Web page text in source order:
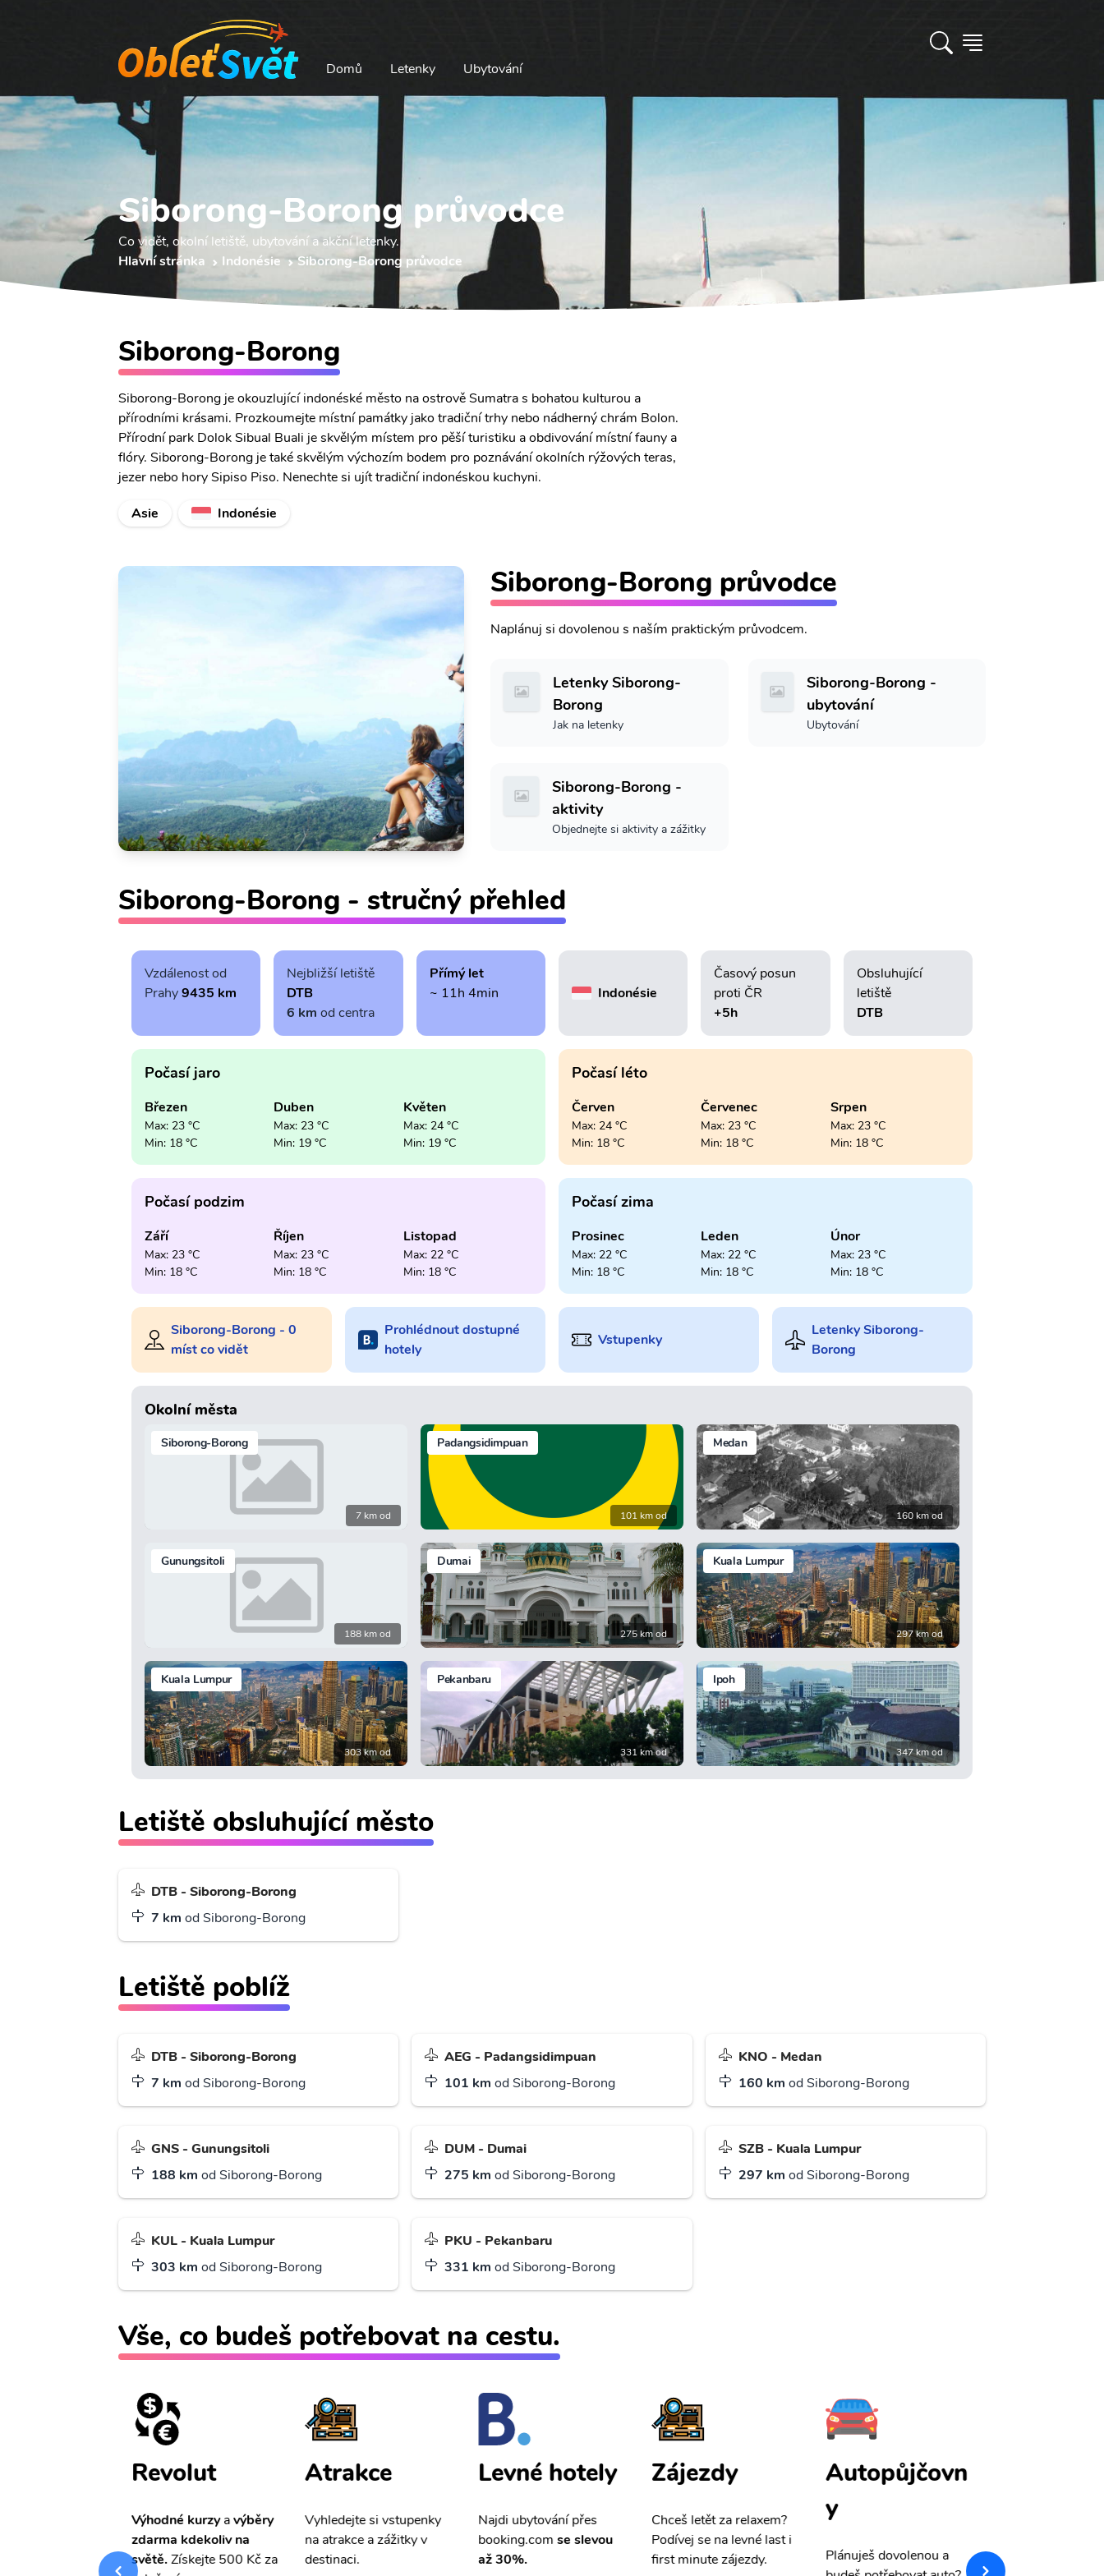
Domů Letenky Ubytování
Siborong-Borong průvodce
Co vidět, okolní letiště, ubytování a akční letenky.
Hlavní stránka
Indonésie Siborong-Borong průvodce
Siborong-Borong
Siborong-Borong je okouzlující indonéské město na ostrově Sumatra s bohatou kulturou a
přírodními krásami. Prozkoumejte místní památky jako tradiční trhy nebo nádherný chrám Bolon.
Přírodní park Dolok Sibual Buali je skvělým místem pro pěší turistiku a obdivování místní fauny a
flóry. Siborong-Borong je také skvělým výchozím bodem pro poznávání okolních rýžových teras,
jezer nebo hory Sipiso Piso. Nenechte si ujít tradiční indonéskou kuchyni.
Asie
Indonésie
Siborong-Borong průvodce
Naplánuj si dovolenou s naším praktickým průvodcem.
Letenky Siborong-
Borong
Jak na letenky
Siborong-Borong -
ubytování
Ubytování
Siborong-Borong -
aktivity
Objednejte si aktivity a zážitky
Siborong-Borong - stručný přehled
Vzdálenost od
Prahy9435 km
Nejbližší letiště
DTB
6 km od centra
Přímý let
~ 11h 4min
Indonésie
Časový posun
proti ČR
+5h
Obsluhující
letiště
DTB
Počasí jaro
Březen
Max: 23 °C
Min: 18 °C
Duben
Max: 23 °C
Min: 19 °C
Květen
Max: 24 °C
Min: 19 °C
Počasí léto
Červen
Max: 24 °C
Min: 18 °C
Červenec
Max: 23 °C
Min: 18 °C
Srpen
Max: 23 °C
Min: 18 °C
Počasí podzim
Září
Max: 23 °C
Min: 18 °C
Říjen
Max: 23 °C
Min: 18 °C
Listopad
Max: 22 °C
Min: 18 °C
Počasí zima
Prosinec
Max: 22 °C
Min: 18 °C
Leden
Max: 22 °C
Min: 18 °C
Únor
Max: 23 °C
Min: 18 °C
Siborong-Borong - 0
míst co vidět
Prohlédnout dostupné
hotely
Vstupenky
Letenky Siborong-
Borong
Okolní města
Siborong-Borong
7 km od
Padangsidimpuan
101 km od
Medan
160 km od
Gunungsitoli
188 km od
Dumai
275 km od
Kuala Lumpur
297 km od
Kuala Lumpur
303 km od
Pekanbaru
331 km od
Ipoh
347 km od
Letiště obsluhující město
DTB - Siborong-Borong
7 km od Siborong-Borong
Letiště poblíž
DTB - Siborong-Borong
7 km od Siborong-Borong
AEG - Padangsidimpuan
101 km od Siborong-Borong
KNO - Medan
160 km od Siborong-Borong
GNS - Gunungsitoli
188 km od Siborong-Borong
DUM - Dumai
275 km od Siborong-Borong
SZB - Kuala Lumpur
297 km od Siborong-Borong
KUL - Kuala Lumpur
303 km od Siborong-Borong
PKU - Pekanbaru
331 km od Siborong-Borong
Vše, co budeš potřebovat na cestu.
Revolut
Výhodné kurzyavýběry
zdarma kdekoliv na
světě.Získejte 500 Kč za
Atrakce
Vyhledejte si vstupenky
na atrakce a zážitky v
destinaci.
Levné hotely
Najdi ubytování přes
booking.comse slevou
až 30%.
Zájezdy
Chceš letět za relaxem?
Podívej se na levné last i
first minute zájezdy.
Autopůjčovn
y
Plánuješ dovolenou a
pojištění a